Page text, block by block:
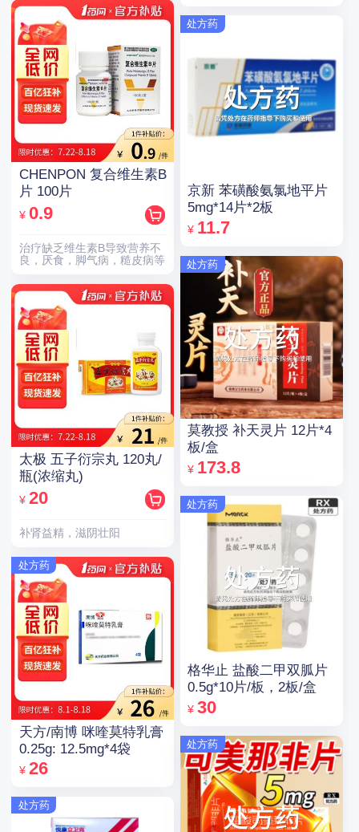
CHENPON 复合维生素B
片 100片
¥ 0.9
治疗缺乏维生素B导致营养不
良，厌食，脚气病，糙皮病等
太极 五子衍宗丸 120丸/
瓶(浓缩丸)
¥ 20
补肾益精，滋阴壮阳
处方药
天方/南博 咪喹莫特乳膏
0.25g: 12.5mg*4袋
¥ 26
处方药
处方药
京新 苯磺酸氨氯地平片
5mg*14片*2板
¥ 11.7
处方药
莫教授 补天灵片 12片*4
板/盒
¥ 173.8
处方药
格华止 盐酸二甲双胍片
0.5g*10片/板，2板/盒
¥ 30
处方药